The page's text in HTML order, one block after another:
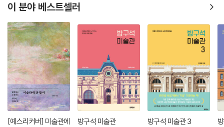
이 분야 베스트셀러
[예스리커버] 미술관에
방구석 미술관 방구석 미술관 3